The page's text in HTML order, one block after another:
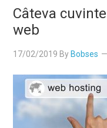
Câteva
web
17/02/2019 By Bobses